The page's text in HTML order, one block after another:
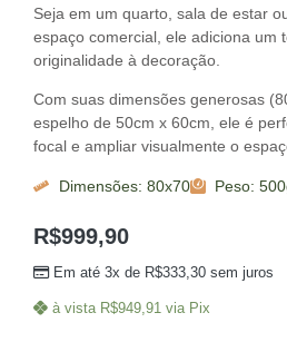
Seja em um quarto, sala de estar
espaço comercial, ele adiciona um
originalidade à decoração.
Com suas dimensões generosas
espelho de 50cm x 60cm, ele é
focal e ampliar visualmente o
Dimensões: 80x70 Peso:
R$999,90
Em até 3x de R$333,30 sem juros
à vista R$949,91 via Pix